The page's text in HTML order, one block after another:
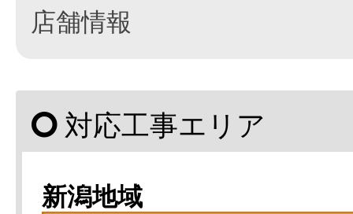
店舗情報
対応工事エリア
新潟地域